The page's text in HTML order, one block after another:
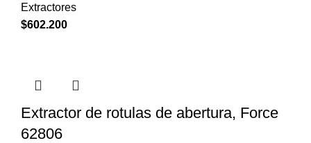
Extractores
$602.200
Extractor de rotulas de abertura, Force
62806